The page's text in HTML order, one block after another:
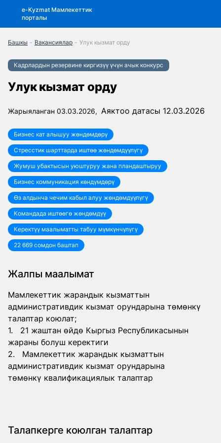
e-Kyzmat Мамлекеттик
порталы
Башкы - Вакансиялар - Улук кызмат орду
Кадрлардын резервине киргизүү үчүн ачык конкурс
Улук кызмат орду
Жарыяланган 03.03.2026, Аяктоо датасы 12.03.2026
Бизнес кат алышуу жөндөмдөрү
Стресстик шарттарда иштөө жөндөмдүүлүгү
Жумуш убактысын уюштуруу жана пландаштыруу
Бизнес коммуникация көндүмдөрү
Өз алдынча чечим кабыл алуу жөндөмдүүлүгү
Командада иштөөгө жөндөмдүү
Керектүү маалыматты табуу мүмкүнчүлүгү
22 669 сомдон баштап
Жалпы маалымат
Мамлекеттик жарандык кызматтын
административдик кызмат орундарына төмөнкү
талаптар коюлат;
1. 21 жаштан өйдө Кыргыз Республикасынын
жараны болуш керектиги
2. Мамлекеттик жарандык кызматтын
административдик кызмат орундарына
төмөнкү квалификациялык талаптар
Талапкерге коюлган талаптар